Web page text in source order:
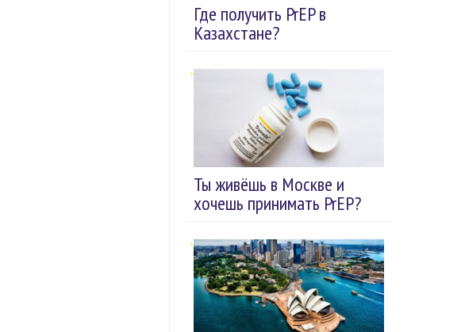
Где получить PrEP в
Казахстане?
Ты живёшь в Москве и
хочешь принимать PrEP?